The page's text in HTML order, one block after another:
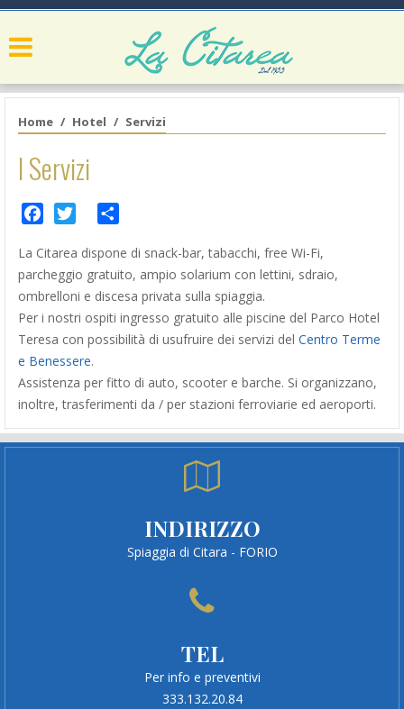
Home Hotel Servizi
I Servizi
La Citarea dispone di snack-bar, tabacchi, free Wi-Fi,
parcheggio gratuito, ampio solarium con lettini, sdraio,
ombrelloni e discesa privata sulla spiaggia.
Per i nostri ospiti ingresso gratuito alle piscine del Parco Hotel
Teresa con possibilità di usufruire dei servizi del Centro Terme
e Benessere.
Assistenza per fitto di auto, scooter e barche. Si organizzano,
inoltre, trasferimenti da / per stazioni ferroviarie ed aeroporti.
INDIRIZZO
Spiaggia di Citara - FORIO
TEL
Per info e preventivi
333.132.20.84